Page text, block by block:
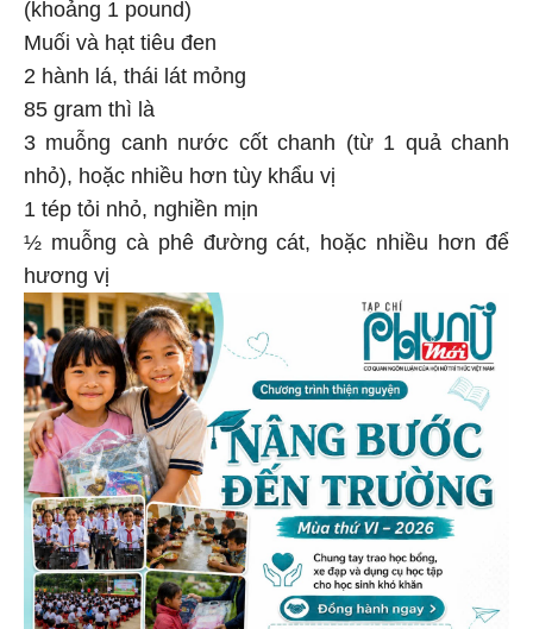
(khoảng 1 pound)
Muối và hạt tiêu đen
2 hành lá, thái lát mỏng
85 gram thì là
3 muỗng canh nước cốt chanh (từ 1 quả chanh
nhỏ), hoặc nhiều hơn tùy khẩu vị
1 tép tỏi nhỏ, nghiền mịn
½ muỗng cà phê đường cát, hoặc nhiều hơn để
hương vị